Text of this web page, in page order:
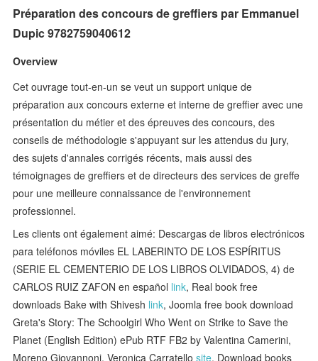
Préparation des concours de greffiers par Emmanuel
Dupic 9782759040612
Overview
Cet ouvrage tout-en-un se veut un support unique de
préparation aux concours externe et interne de greffier avec une
présentation du métier et des épreuves des concours, des
conseils de méthodologie s'appuyant sur les attendus du jury,
des sujets d'annales corrigés récents, mais aussi des
témoignages de greffiers et de directeurs des services de greffe
pour une meilleure connaissance de l'environnement
professionnel.
Les clients ont également aimé: Descargas de libros electrónicos
para teléfonos móviles EL LABERINTO DE LOS ESPÍRITUS
(SERIE EL CEMENTERIO DE LOS LIBROS OLVIDADOS, 4) de
CARLOS RUIZ ZAFON en español link, Real book free
downloads Bake with Shivesh link, Joomla free book download
Greta's Story: The Schoolgirl Who Went on Strike to Save the
Planet (English Edition) ePub RTF FB2 by Valentina Camerini,
Moreno Giovannoni, Veronica Carratellosite, Download books